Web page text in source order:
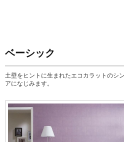
ベーシック
土壁をヒントに生まれたエコカラットのシ
アになじみます。